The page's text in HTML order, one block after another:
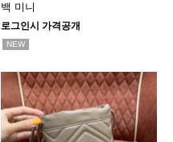
백 미니
로그인시 가격공개
NEW